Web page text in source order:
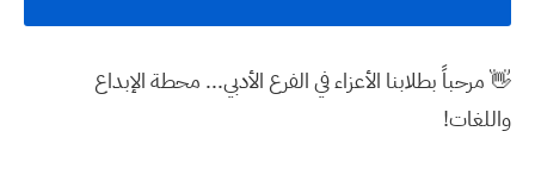
👋 مرحباً بطلابنا الأعزاء في الفرع الأدبي... محطة الإبداع
واللغات!